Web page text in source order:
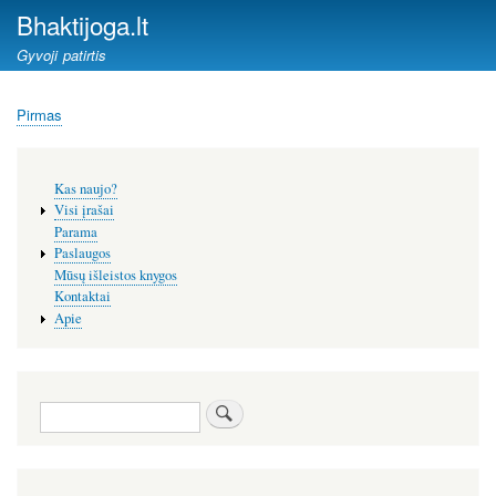
Bhaktijoga.lt
Gyvoji patirtis
Kelias
Pirmas
meniu
Kas naujo?
Visi įrašai
Parama
Paslaugos
Mūsų išleistos knygos
Kontaktai
Apie
Paieška